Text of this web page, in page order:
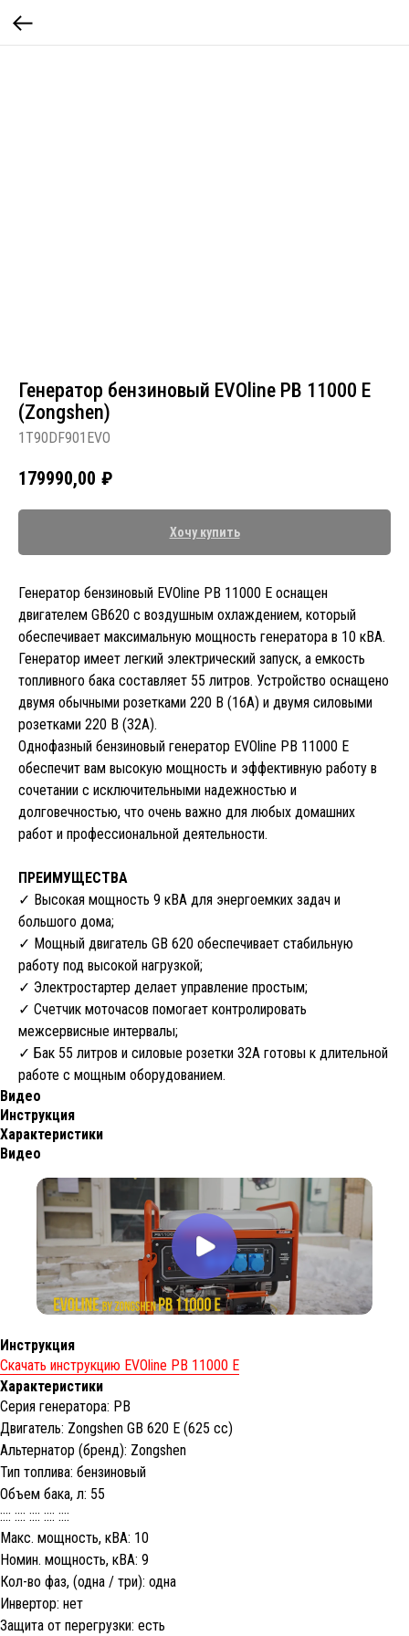
Генератор бензиновый EVOline PB 11000 E
(Zongshen)
1T90DF901EVO
179990,00 ₽
Хочу купить
Генератор бензиновый EVOline PB 11000 E оснащен
двигателем GB620 с воздушным охлаждением, который
обеспечивает максимальную мощность генератора в 10 кВА.
Генератор имеет легкий электрический запуск, а емкость
топливного бака составляет 55 литров. Устройство оснащено
двумя обычными розетками 220 В (16А) и двумя силовыми
розетками 220 В (32А).
Однофазный бензиновый генератор EVOline PB 11000 E
обеспечит вам высокую мощность и эффективную работу в
сочетании с исключительными надежностью и
долговечностью, что очень важно для любых домашних
работ и профессиональной деятельности.
ПРЕИМУЩЕСТВА
✓ Высокая мощность 9 кВА для энергоемких задач и
большого дома;
✓ Мощный двигатель GB 620 обеспечивает стабильную
работу под высокой нагрузкой;
✓ Электростартер делает управление простым;
✓ Счетчик моточасов помогает контролировать
межсервисные интервалы;
✓ Бак 55 литров и силовые розетки 32А готовы к длительной
работе с мощным оборудованием.
Видео
Инструкция
Характеристики
Видео
Инструкция
Скачать инструкцию EVOline PB 11000 E
Характеристики
Серия генератора: PB
Двигатель: Zongshen GB 620 E (625 cc)
Альтернатор (бренд): Zongshen
Тип топлива: бензиновый
Объем бака, л: 55
:::: :::: :::: :::: ::::
Макс. мощность, кВА: 10
Номин. мощность, кВА: 9
Кол-во фаз, (одна / три): одна
Инвертор: нет
Защита от перегрузки: есть